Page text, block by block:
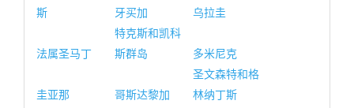
斯
牙买加 乌拉圭
法属圣马丁
特克斯和凯科
斯群岛
多米尼克
圭亚那 哥斯达黎加
圣文森特和格
林纳丁斯